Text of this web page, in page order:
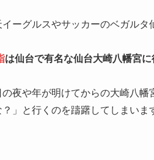
ーグルスやサッカーのベガル
は仙台で有名な仙台大崎八幡宮
の夜や年が明けてからの大崎八幡
」と行くのを躊躇してしまいま